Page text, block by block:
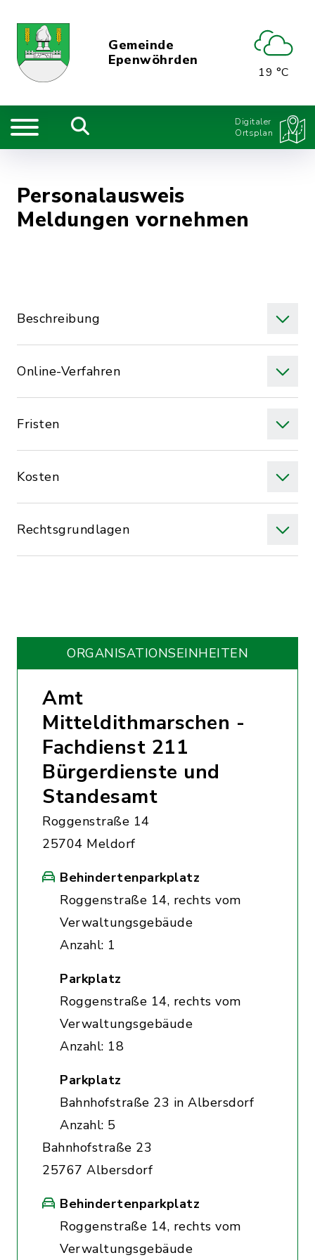
Gemeinde
Epenwöhrden
19 °C
Digitaler
Ortsplan
Personalausweis
Meldungen vornehmen
Beschreibung
Online-Verfahren
Fristen
Kosten
Rechtsgrundlagen
ORGANISATIONS­EINHEITEN
Amt
Mitteldithmarschen -
Fachdienst 211
Bürgerdienste und
Standesamt
Roggenstraße 14
25704 Meldorf
Behindertenparkplatz
Roggenstraße 14, rechts vom
Verwaltungsgebäude
Anzahl: 1
Parkplatz
Roggenstraße 14, rechts vom
Verwaltungsgebäude
Anzahl: 18
Parkplatz
Bahnhofstraße 23 in Albersdorf
Anzahl: 5
Bahnhofstraße 23
25767 Albersdorf
Behindertenparkplatz
Roggenstraße 14, rechts vom
Verwaltungsgebäude